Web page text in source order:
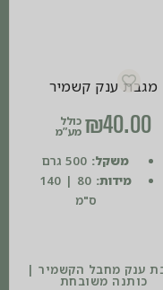
מגבת ענק קשמיר
₪40.00 כולל
מע”מ
משקל:
מידות:
80 | 140
ס"מ
ענק מחבל הקשמיר |
כותנה משובחת